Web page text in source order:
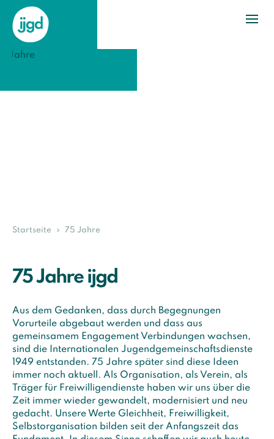
Startseite 75 Jahre
75 Jahre ijgd
Aus dem Gedanken, dass durch Begegnungen
Vorurteile abgebaut werden und dass aus
gemeinsamem Engagement Verbindungen wachsen,
sind die Internationalen Jugendgemeinschaftsdienste
1949 entstanden. 75 Jahre später sind diese Ideen
immer noch aktuell. Als Organisation, als Verein, als
Träger für Freiwilligendienste haben wir uns über die
Zeit immer wieder gewandelt, modernisiert und neu
gedacht. Unsere Werte Gleichheit, Freiwilligkeit,
Selbstorganisation bilden seit der Anfangszeit das